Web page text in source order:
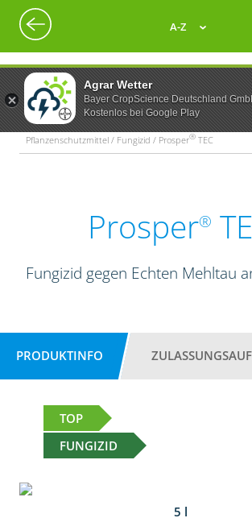
Agrar Wetter
Bayer CropScience Deutschland
Kostenlos bei Google Play
A-Z
Pflanzenschutzmittel / Fungizid / Prosper® TEC
Prosper®
Fungizid gegen Echten Mehltau
PRODUKTINFO
TOP
FUNGIZID
5 l